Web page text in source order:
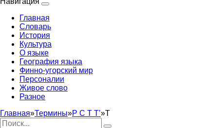
Главная
Словарь
История
Культура
О языке
География языка
Финно-угорский мир
Персоналии
Живое слово
Разное
Главная»Термины»Р С Т Т’»Т